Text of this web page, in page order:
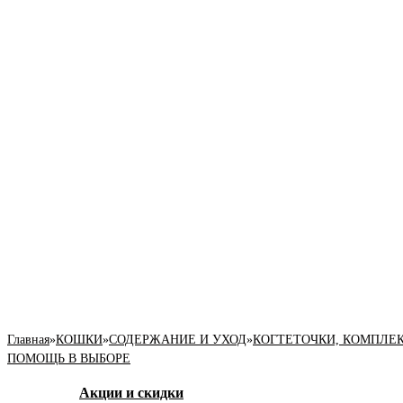
Главная»КОШКИ»СОДЕРЖАНИЕ И УХОД»КОГТЕТОЧКИ,
ПОМОЩЬ В ВЫБОРЕ
Акции и скидки